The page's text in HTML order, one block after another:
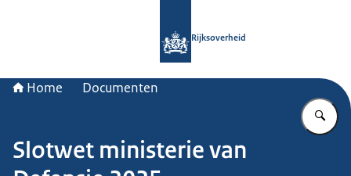
Rijksoverheid
Home Documenten
Slotwet ministerie van